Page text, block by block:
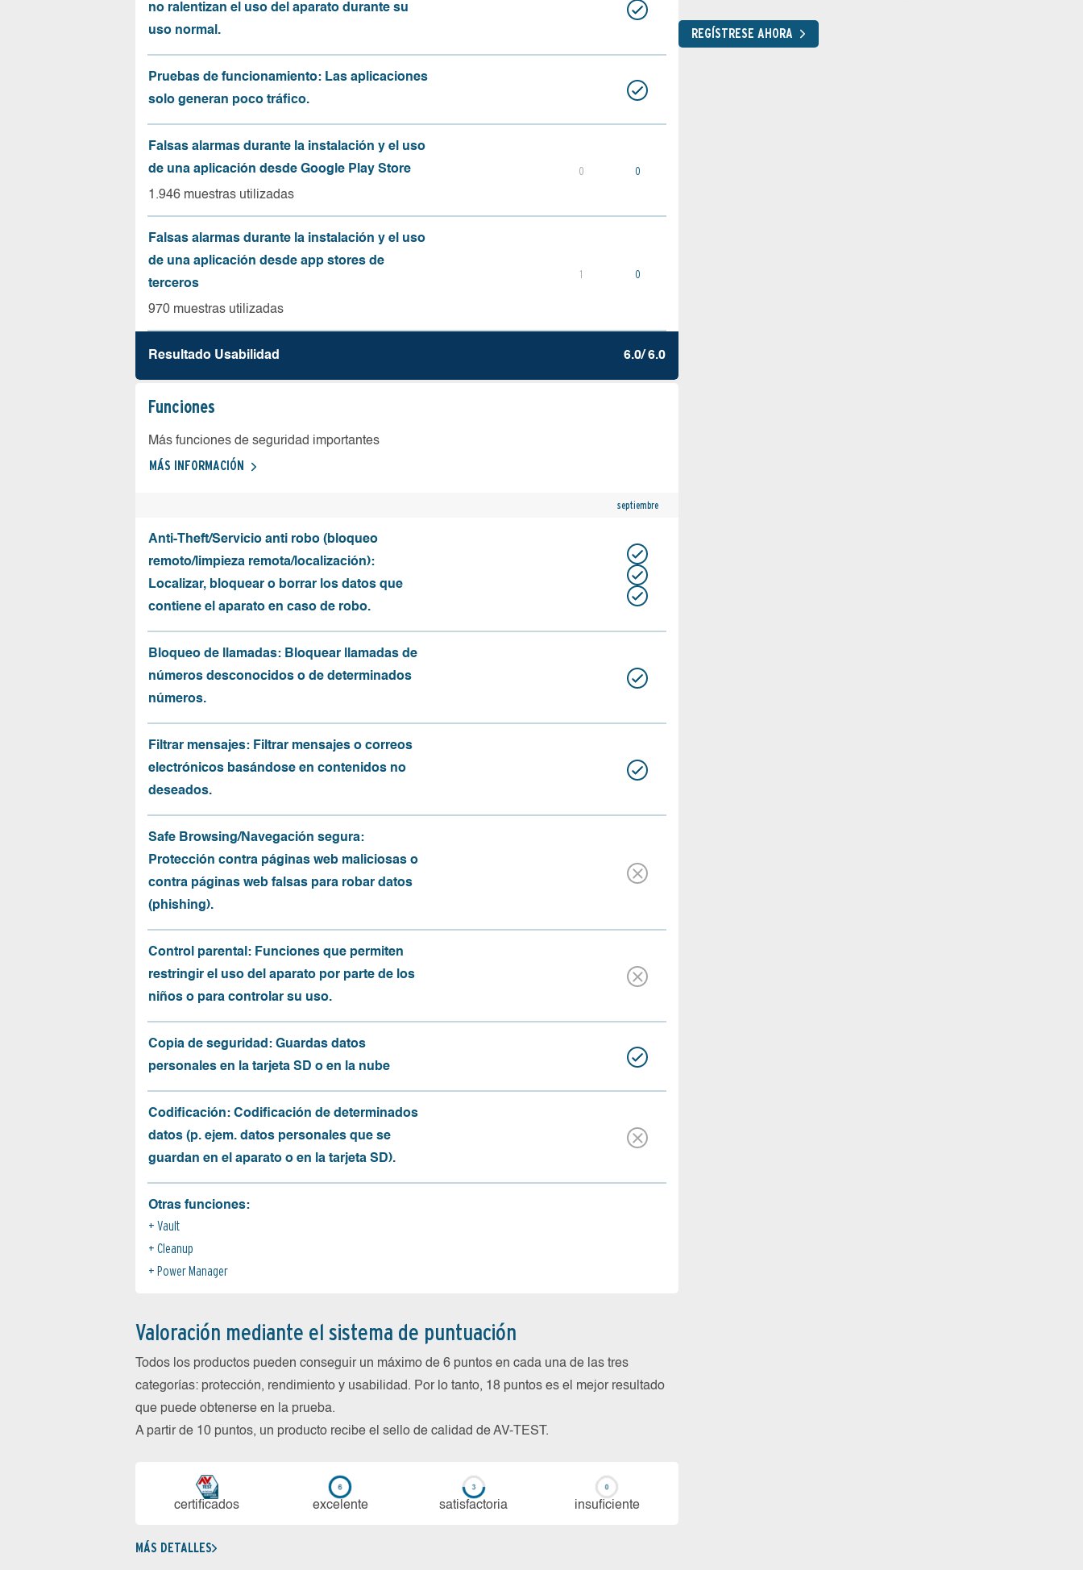
no ralentizan el uso del aparato durante su
uso normal.
Pruebas de funcionamiento: Las aplicaciones
solo generan poco tráfico.
Falsas alarmas durante la instalación y el uso
de una aplicación desde Google Play Store
1.946 muestras utilizadas
0 0
Falsas alarmas durante la instalación y el uso
de una aplicación desde app stores de
terceros
970 muestras utilizadas
1 0
Resultado Usabilidad 6.0/ 6.0
Funciones
Más funciones de seguridad importantes
MÁS INFORMACIÓN
septiembre
Anti-Theft/Servicio anti robo (bloqueo
remoto/limpieza remota/localización):
Localizar, bloquear o borrar los datos que
contiene el aparato en caso de robo.
Bloqueo de llamadas: Bloquear llamadas de
números desconocidos o de determinados
números.
Filtrar mensajes: Filtrar mensajes o correos
electrónicos basándose en contenidos no
deseados.
Safe Browsing/Navegación segura:
Protección contra páginas web maliciosas o
contra páginas web falsas para robar datos
(phishing).
Control parental: Funciones que permiten
restringir el uso del aparato por parte de los
niños o para controlar su uso.
Copia de seguridad: Guardas datos
personales en la tarjeta SD o en la nube
Codificación: Codificación de determinados
datos (p. ejem. datos personales que se
guardan en el aparato o en la tarjeta SD).
Otras funciones:
Vault
Cleanup
Power Manager
Valoración mediante el sistema de puntuación
Todos los productos pueden conseguir un máximo de 6 puntos en cada una de las tres
categorías: protección, rendimiento y usabilidad. Por lo tanto, 18 puntos es el mejor resultado
que puede obtenerse en la prueba.
A partir de 10 puntos, un producto recibe el sello de calidad de AV-TEST.
certi­ficados ex­ce­len­te sa­tis­fac­to­ria in­su­fi­cien­te
MÁS DETALLES
REGÍSTRESE AHORA